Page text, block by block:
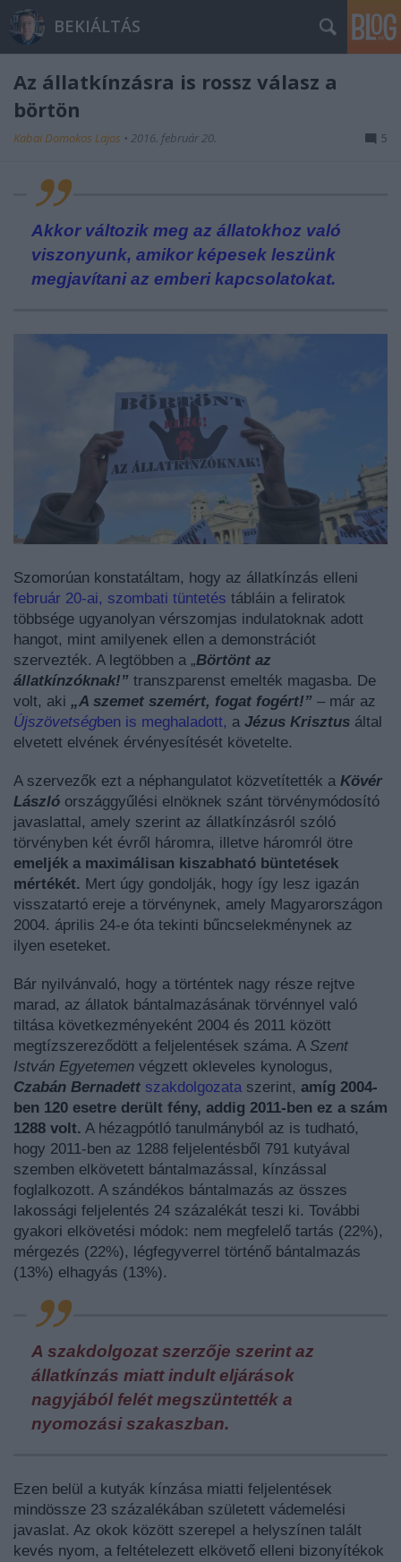
BEKIÁLTÁS
Az állatkínzásra is rossz válasz a
börtön
Kabai Domokos Lajos • 2016. február 20. 5
Akkor változik meg az állatokhoz való
viszonyunk, amikor képesek leszünk
megjavítani az emberi kapcsolatokat.
Szomorúan konstatáltam, hogy az állatkínzás elleni
február 20-ai, szombati tüntetés tábláin a feliratok
többsége ugyanolyan vérszomjas indulatoknak adott
hangot, mint amilyenek ellen a demonstrációt
szervezték. A legtöbben a „Börtönt az
állatkínzóknak!” transzparenst emelték magasba. De
volt, aki „A szemet szemért, fogat fogért!” – már az
Újszövetségben is meghaladott, a Jézus Krisztus által
elvetett elvének érvényesítését követelte.
A szervezők ezt a néphangulatot közvetítették a Kövér
László országgyűlési elnöknek szánt törvénymódosító
javaslattal, amely szerint az állatkínzásról szóló
törvényben két évről háromra, illetve háromról ötre
emeljék a maximálisan kiszabható büntetések
mértékét. Mert úgy gondolják, hogy így lesz igazán
visszatartó ereje a törvénynek, amely Magyarországon
2004. április 24-e óta tekinti bűncselekménynek az
ilyen eseteket.
Bár nyilvánvaló, hogy a történtek nagy része rejtve
marad, az állatok bántalmazásának törvénnyel való
tiltása következményeként 2004 és 2011 között
megtízszereződött a feljelentések száma. A Szent
István Egyetemen végzett okleveles kynologus,
Czabán Bernadett szakdolgozataszerint, amíg 2004-
ben 120 esetre derült fény, addig 2011-ben ez a szám
1288 volt. A hézagpótló tanulmányból az is tudható,
hogy 2011-ben az 1288 feljelentésből 791 kutyával
szemben elkövetett bántalmazással, kínzással
foglalkozott. A szándékos bántalmazás az összes
lakossági feljelentés 24 százalékát teszi ki. További
gyakori elkövetési módok: nem megfelelő tartás (22%),
mérgezés (22%), légfegyverrel történő bántalmazás
(13%) elhagyás (13%).
A szakdolgozat szerzője szerint az
állatkínzás miatt indult eljárások
nagyjából felét megszüntették a
nyomozási szakaszban.
Ezen belül a kutyák kínzása miatti feljelentések
mindössze 23 százalékában született vádemelési
javaslat. Az okok között szerepel a helyszínen talált
kevés nyom, a feltételezett elkövető elleni bizonyítékok